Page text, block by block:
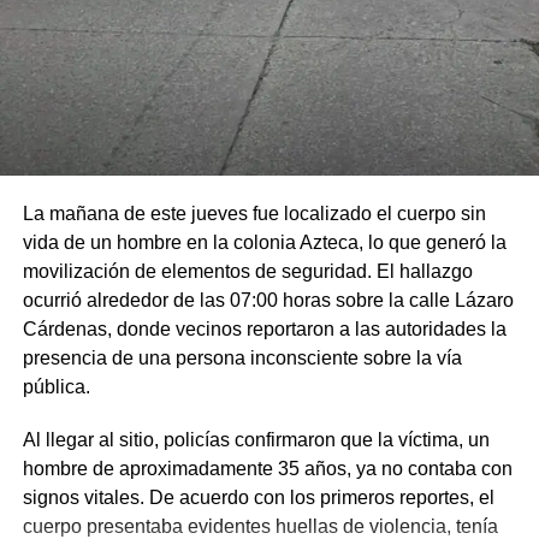
La mañana de este jueves fue localizado el cuerpo sin
vida de un hombre en la colonia Azteca, lo que generó la
movilización de elementos de seguridad. El hallazgo
ocurrió alrededor de las 07:00 horas sobre la calle Lázaro
Cárdenas, donde vecinos reportaron a las autoridades la
presencia de una persona inconsciente sobre la vía
pública.
Al llegar al sitio, policías confirmaron que la víctima, un
hombre de aproximadamente 35 años, ya no contaba con
signos vitales. De acuerdo con los primeros reportes, el
cuerpo presentaba evidentes huellas de violencia, tenía